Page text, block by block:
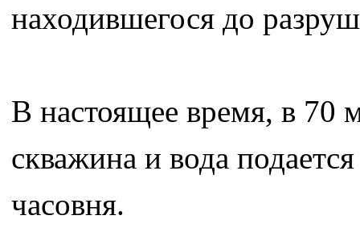
находившегося до
В настоящее время, в 70
скважина и вода
часовня.